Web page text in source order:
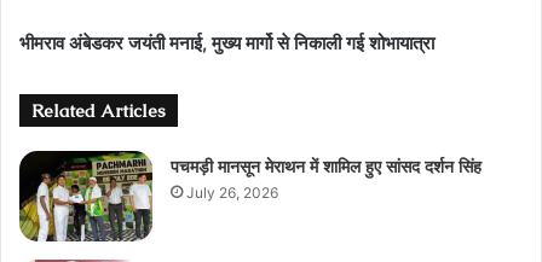
भीमराव अंबेडकर जयंती मनाई, मुख्य मार्गो से निकाली गई शोभायात्रा
Related Articles
पचमड़ी मानसून मेराथन में शामिल हुए सांसद दर्शन सिंह
July 26, 2026